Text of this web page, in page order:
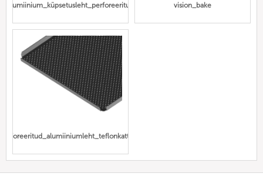
alumiinium_küpsetusleht_perforeeritud vision_bake
perforeeritud_alumiiniumleht_teflonkattega